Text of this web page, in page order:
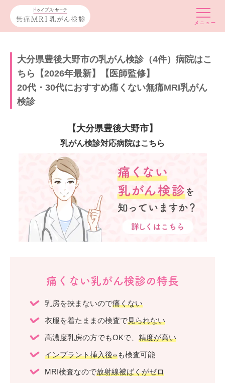
大分県豊後大野市の乳がん検診（4件）病院はこ
ちら【2026年最新】【医師監修】
20代・30代におすすめ痛くない無痛MRI乳がん
検診
【大分県豊後大野市】
乳がん検診対応病院はこちら
痛くない乳がん検診の特長
乳房を挟まないので痛くない
衣服を着たままの検査で見られない
高濃度乳房の方でもOKで、 精度が高い
インプラント挿入後※ も検査可能
MRI検査なので放射線被ばくがゼロ